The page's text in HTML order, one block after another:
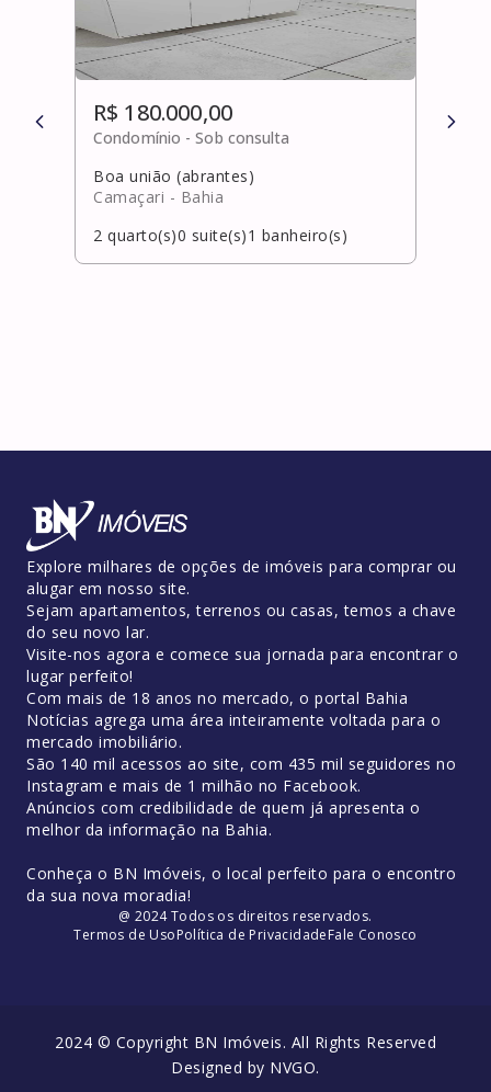
R$ 180.000,00
Condomínio -Sob consulta
Boa união (abrantes)
Camaçari - Bahia
2 quarto(s)0 suite(s)1 banheiro(s)
R$
Explore milhares de opções de imóveis para comprar ou
alugar em nosso site.
Sejam apartamentos, terrenos ou casas, temos a chave
do seu novo lar.
Visite-nos agora e comece sua jornada para encontrar o
lugar perfeito!
Com mais de 18 anos no mercado, o portal Bahia
Notícias agrega uma área inteiramente voltada para o
mercado imobiliário.
São 140 mil acessos ao site, com 435 mil seguidores no
Instagram e mais de 1 milhão no Facebook.
Anúncios com credibilidade de quem já apresenta o
melhor da informação na Bahia.
Conheça o BN Imóveis, o local perfeito para o encontro
da sua nova moradia!
@ 2024 Todos os direitos reservados.
Termos de UsoPolítica de PrivacidadeFale Conosco
2024 © Copyright BN Imóveis. All Rights Reserved
Designed by NVGO.